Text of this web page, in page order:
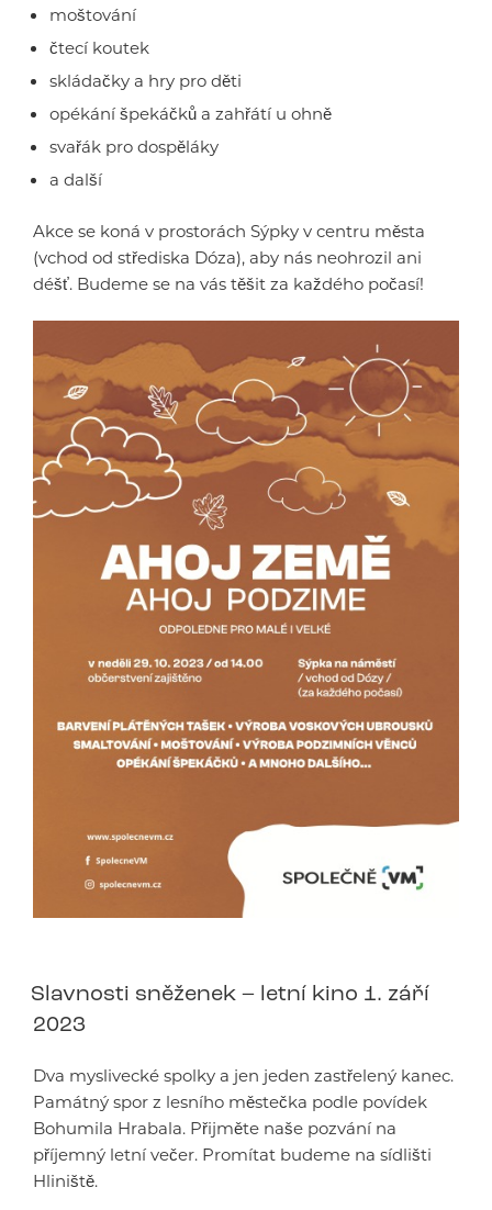
moštování
čtecí koutek
skládačky a hry pro děti
opékání špekáčků a zahřátí u ohně
svařák pro dospěláky
a další
Akce se koná v prostorách Sýpky v centru města
(vchod od střediska Dóza), aby nás neohrozil ani
déšť. Budeme se na vás těšit za každého počasí!
Slavnosti sněženek – letní kino 1. září
2023
Dva myslivecké spolky a jen jeden zastřelený kanec.
Památný spor z lesního městečka podle povídek
Bohumila Hrabala. Přijměte naše pozvání na
příjemný letní večer. Promítat budeme na sídlišti
Hliniště.